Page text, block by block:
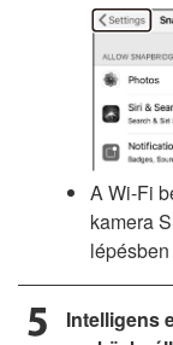
A Wi-Fi
kamera
Intelligens